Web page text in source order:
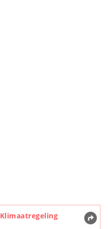
Klimaatregeling